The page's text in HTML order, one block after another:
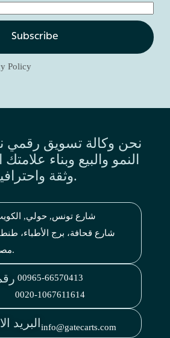
Subscribe
Policy
نحن وكالة تسويق
النمو والبيع وبناء
وثقة واحترافية.
شارع تونس, حولي,
شارع قحافة، برج الأطباء،
مصر.
00965-66570413
0020-1067611614
البريدinfo@gatecarts.com